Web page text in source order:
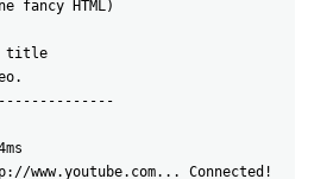
fancy HTML)
title
www.youtube.com... Connected!